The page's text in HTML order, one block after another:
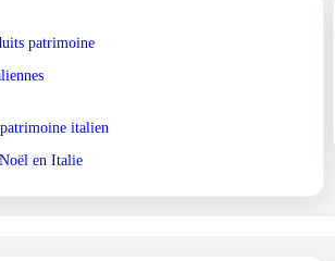
patrimoine
italien
en Italie